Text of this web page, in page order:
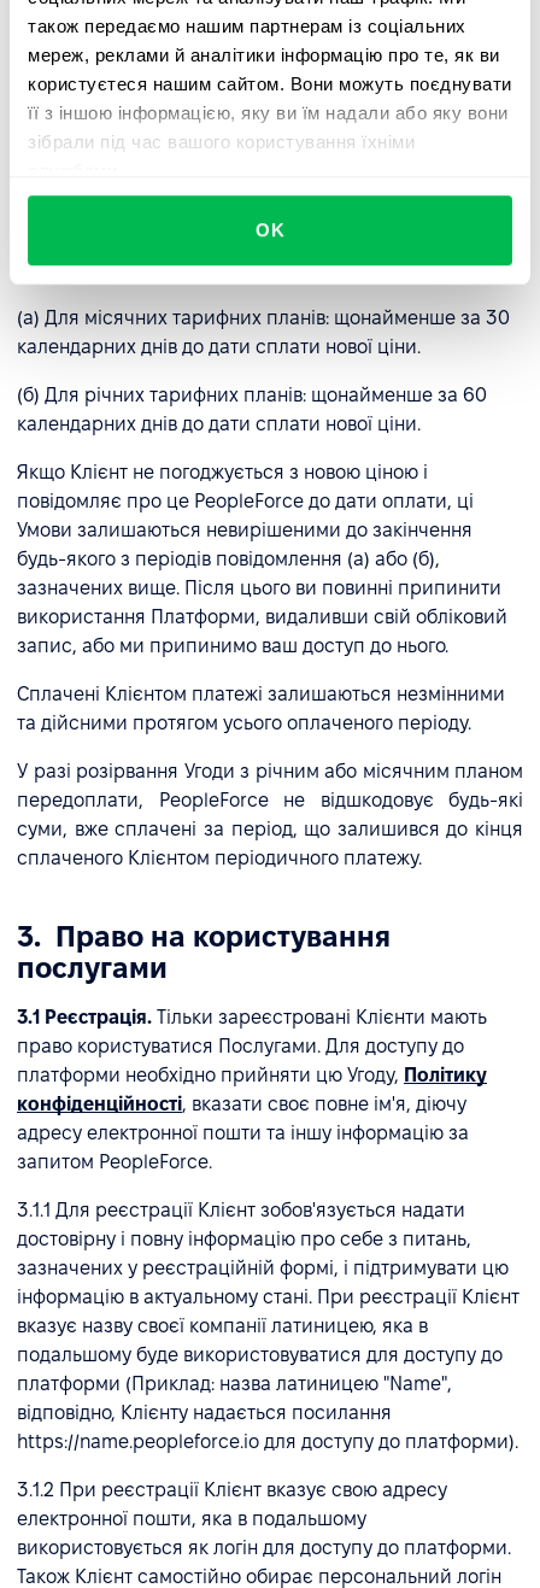
також передаємо нашим партнерам із соціальних
мереж, реклами й аналітики інформацію про те, як ви
користуєтеся нашим сайтом. Вони можуть поєднувати
її з іншою інформацією, яку ви їм надали або яку вони
зібрали під час вашого користування їхніми
OK
заборгованість.
(a) За умови письмового повідомлення Клієнта з
наданням Клієнту 14-денного строку (після останнього
дня строку сплати) для здійснення повної оплати
право змінювати ці умови та тарифи, за умови
попереднього інформування Клієнта:
(а) Для місячних тарифних планів: щонайменше за 30
календарних днів до дати сплати нової ціни.
(б) Для річних тарифних планів: щонайменше за 60
календарних днів до дати сплати нової ціни.
Якщо Клієнт не погоджується з новою ціною і
повідомляє про це PeopleForce до дати оплати, ці
Умови залишаються невирішеними до закінчення
будь-якого з періодів повідомлення (а) або (б),
зазначених вище. Після цього ви повинні припинити
використання Платформи, видаливши свій обліковий
запис, або ми припинимо ваш доступ до нього.
Сплачені Клієнтом платежі залишаються незмінними
та дійсними протягом усього оплаченого періоду.
У разі розірвання Угоди з річним або місячним планом
передоплати, PeopleForce не відшкодовує будь-які
суми, вже сплачені за період, що залишився до кінця
сплаченого Клієнтом періодичного платежу.
3. Право на користування
послугами
3.1 Реєстрація. Тільки зареєстровані Клієнти мають
право користуватися Послугами. Для доступу до
платформи необхідно прийняти цю Угоду, Політику
конфіденційності, вказати своє повне ім'я, діючу
адресу електронної пошти та іншу інформацію за
запитом PeopleForce.
3.1.1 Для реєстрації Клієнт зобов'язується надати
достовірну і повну інформацію про себе з питань,
зазначених у реєстраційній формі, і підтримувати цю
інформацію в актуальному стані. При реєстрації Клієнт
вказує назву своєї компанії латиницею, яка в
подальшому буде використовуватися для доступу до
платформи (Приклад: назва латиницею "Name",
відповідно, Клієнту надається посилання
https://name.peopleforce.io для доступу до платформи).
3.1.2 При реєстрації Клієнт вказує свою адресу
електронної пошти, яка в подальшому
використовується як логін для доступу до платформи.
Також Клієнт самостійно обирає персональний логін